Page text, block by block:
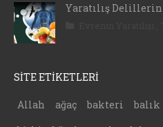
Yaratılış
SİTE ETİKETLERİ
Allah ağaç bakteri balık